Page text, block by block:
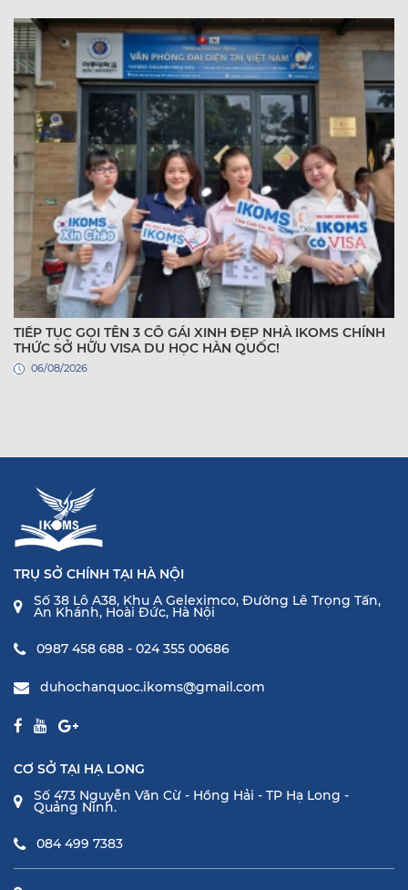
TIẾP TỤC GỌI TÊN 3 CÔ GÁI XINH ĐẸP NHÀ IKOMS CHÍNH
THỨC SỞ HỮU VISA DU HỌC HÀN QUỐC!
06/08/2026
TRỤ SỞ CHÍNH TẠI HÀ NỘI
Số 38 Lô A38, Khu A Geleximco, Đường Lê Trọng Tấn,
An Khánh, Hoài Đức, Hà Nội
0987 458 688 - 024 355 00686
duhochanquoc.ikoms@gmail.com
CƠ SỞ TẠI HẠ LONG
Số 473 Nguyễn Văn Cừ - Hồng Hải - TP Hạ Long -
Quảng Ninh.
084 499 7383